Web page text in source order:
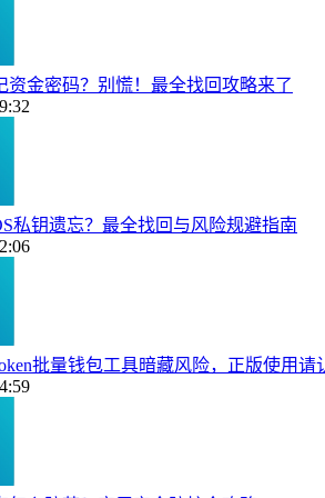
资金密码？别慌！最全找回攻略来了
私钥遗忘？最全找回与风险规避指南
批量钱包工具暗藏风险，正版使用请